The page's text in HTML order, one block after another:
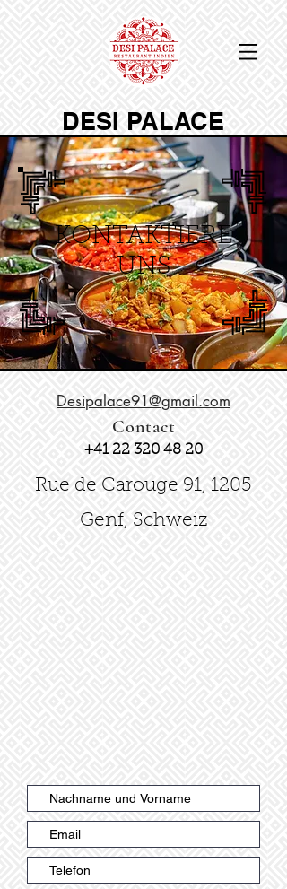
DESI PALACE
KONTAKTIERE
UNS
Desipalace91@gmail.com
Contact
+41 22 320 48 20
Rue de Carouge 91, 1205
Genf, Schweiz